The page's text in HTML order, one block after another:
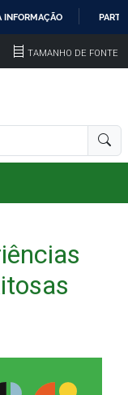
INFORMAÇÃO
TAMANHO DE FONTE